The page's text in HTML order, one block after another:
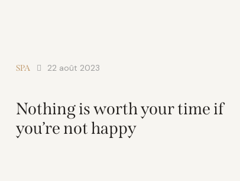
SPA 22 août 2023
Nothing is worth your time if
you’re not happy